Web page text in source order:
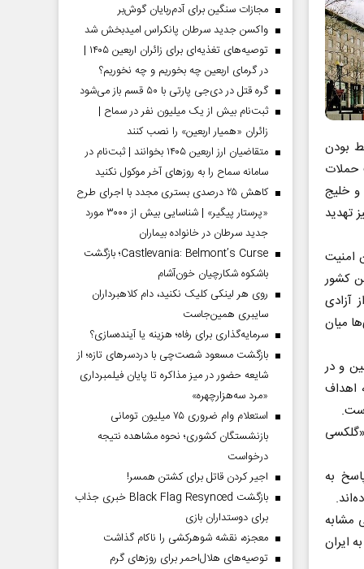
بودن
حملات
خلیج
تهدید
امنیت
کشور
آزادی
میان
و در
اهداف
به
مشابه
ایران
مجازات سنگین برای آدم‌ربایان گوش‌بر
واکسن جدید سرطان پانکراس امیدبخش شد
توصیه‌های تغذیه‌ای برای زائران اربعین ۱۴۰۵ |
در گرمای اربعین چه بخوریم و چه نخوریم؟
گره قتل در دی‌جی پارتی با ۵۰ قسم باز می‌شود
ثبت‌نام بیش از یک میلیون نفر در سماح |
زائران «همیار اربعین» را نصب کنند
متقاضیان ارز اربعین ۱۴۰۵ بخوانند | ثبت‌نام در
سامانه سماح را به روز‌های آخر موکول نکنید
کاهش ۲۵ درصدی بستری مجدد با اجرای طرح
«پرستار پیگیر» | شناسایی بیش از ۳۰۰۰ مورد
جدید سرطان در خانواده بیماران
Castlevania: Belmont’s Curse؛ بازگشت
باشکوه شکارچیان خون‌آشام
روی هر لینکی کلیک نکنید، دام کلاهبرداران
سایبری همین‌جاست
سرمایه‌گذاری برای رفاه؛ هزینه یا آینده‌سازی؟
بازگشت مسعود شصت‌چی با دردسر‌های تازه؛ از
شایعه حضور در میز مذاکره تا پایان فیلمبرداری
«مرد سه‌هزارچهره»
استعلام وام ضروری ۷۵ میلیون تومانی
بازنشستگان کشوری؛ نحوه مشاهده نتیجه
درخواست
اجیر کردن قاتل برای کشتن همسر!
بازگشت Black Flag Resynced خبری جذاب
برای دوستداران بازی
معجزه، نقشه شوهرکشی را ناکام گذاشت
توصیه‌های هلال‌احمر برای روز‌های گرم